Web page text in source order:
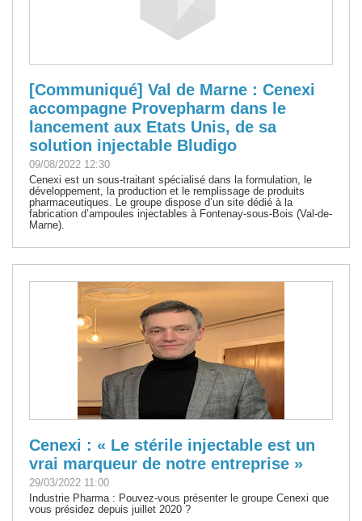
[Communiqué] Val de Marne : Cenexi
accompagne Provepharm dans le
lancement aux Etats Unis, de sa
solution injectable Bludigo
09/08/2022 12:30
Cenexi est un sous-traitant spécialisé dans la formulation, le
développement, la production et le remplissage de produits
pharmaceutiques. Le groupe dispose d’un site dédié à la
fabrication d’ampoules injectables à Fontenay-sous-Bois (Val-de-
Marne).
Cenexi : « Le stérile injectable est un
vrai marqueur de notre entreprise »
29/03/2022 11:00
Industrie Pharma : Pouvez-vous présenter le groupe Cenexi que
vous présidez depuis juillet 2020 ?